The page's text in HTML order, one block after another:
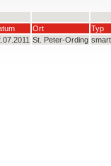
Ort
Typ
St. Peter-Ording